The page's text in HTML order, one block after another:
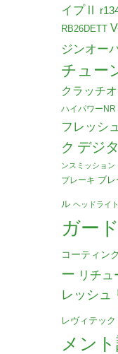
イプⅡ
RB26DETT
ジンオー
チュー
クラッチ
ハイパワーNR
フレッシュ
ク デジ
ンスミッション
ブレーキ ブ
ル ヘッドライ
ガード
コーティン
ー リチ
レッシュ
レヴィテック
メン